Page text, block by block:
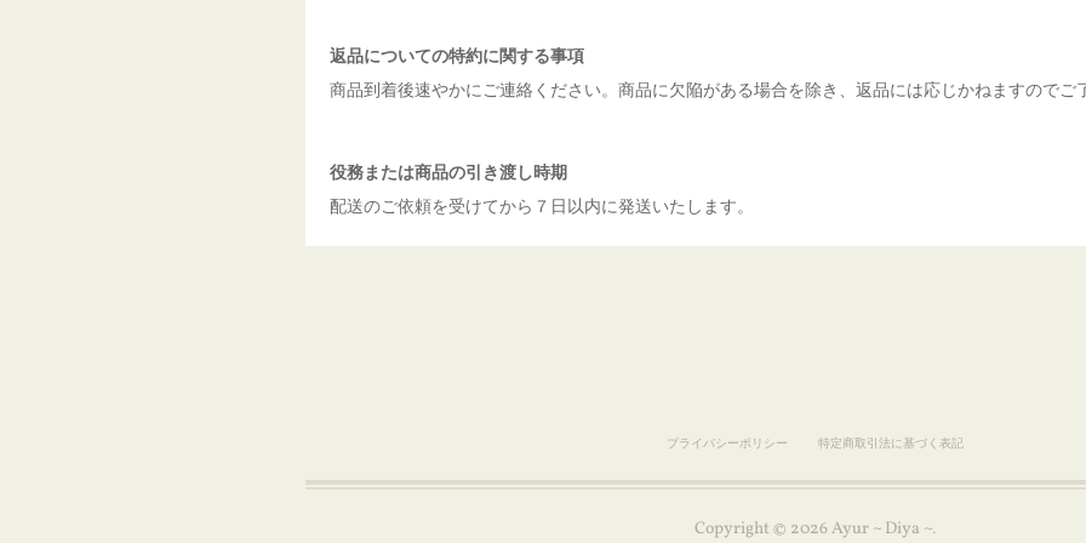
返品についての特約に関する事項
商品到着後速やかにご連絡ください。商品に欠陥がある場合を除き、返品には応じかねますのでご
役務または商品の引き渡し時期
配送のご依頼を受けてから７日以内に発送いたします。
プライバシーポリシー 特定商取引法に基づく表記
Copyright © 2026Ayur ~ Diya ~.